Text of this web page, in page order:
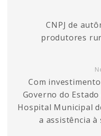
CNPJ de
produtores
Com
Governo do
Hospital Municipal
a assistência à